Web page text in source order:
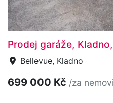
Prodej garáže,
Bellevue, Kladno
699 000 Kč /za